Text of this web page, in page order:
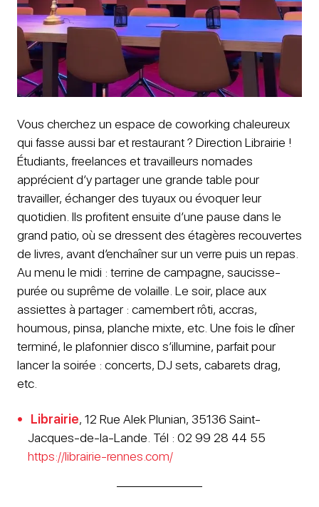
Vous cherchez un espace de coworking chaleureux
qui fasse aussi bar et restaurant ? Direction Librairie !
Étudiants, freelances et travailleurs nomades
apprécient d’y partager une grande table pour
travailler, échanger des tuyaux ou évoquer leur
quotidien. Ils profitent ensuite d’une pause dans le
grand patio, où se dressent des étagères recouvertes
de livres, avant d’enchaîner sur un verre puis un repas.
Au menu le midi : terrine de campagne, saucisse-
purée ou suprême de volaille. Le soir, place aux
assiettes à partager : camembert rôti, accras,
houmous, pinsa, planche mixte, etc. Une fois le dîner
terminé, le plafonnier disco s’illumine, parfait pour
lancer la soirée : concerts, DJ sets, cabarets drag,
etc.
Librairie, 12 Rue Alek Plunian, 35136 Saint-
Jacques-de-la-Lande. Tél : 02 99 28 44 55
https://librairie-rennes.com/